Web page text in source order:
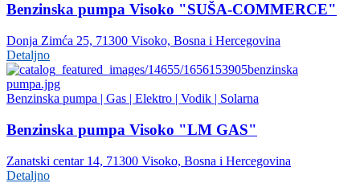
Benzinska pumpa Visoko "SUŠA-COMMERCE"
Donja Zimća 25, 71300 Visoko, Bosna i Hercegovina
Detaljno
Benzinska pumpa | Gas | Elektro | Vodik | Solarna
Benzinska pumpa Visoko "LM GAS"
Zanatski centar 14, 71300 Visoko, Bosna i Hercegovina
Detaljno